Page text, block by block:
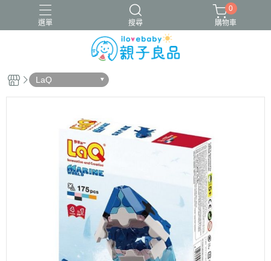
選單 搜尋
16吋腳踏車 ergobaby配件
0
購物車
LaQ